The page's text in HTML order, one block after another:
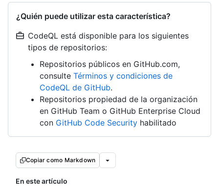
¿Quién puede utilizar esta característica?
CodeQL está disponible para los siguientes
tipos de repositorios:
Repositorios públicos en GitHub.com,
consulte Términos y condiciones de
CodeQL de GitHub.
Repositorios propiedad de la organización
en GitHub Team o GitHub Enterprise Cloud
con GitHub Code Security habilitado
Copiar como Markdown
En este artículo